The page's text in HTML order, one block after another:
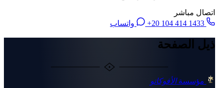
اتصال مباشر
+20 104 414 1433
واتساب
ذيل الصفحة
مؤسسةالأفوكاتو